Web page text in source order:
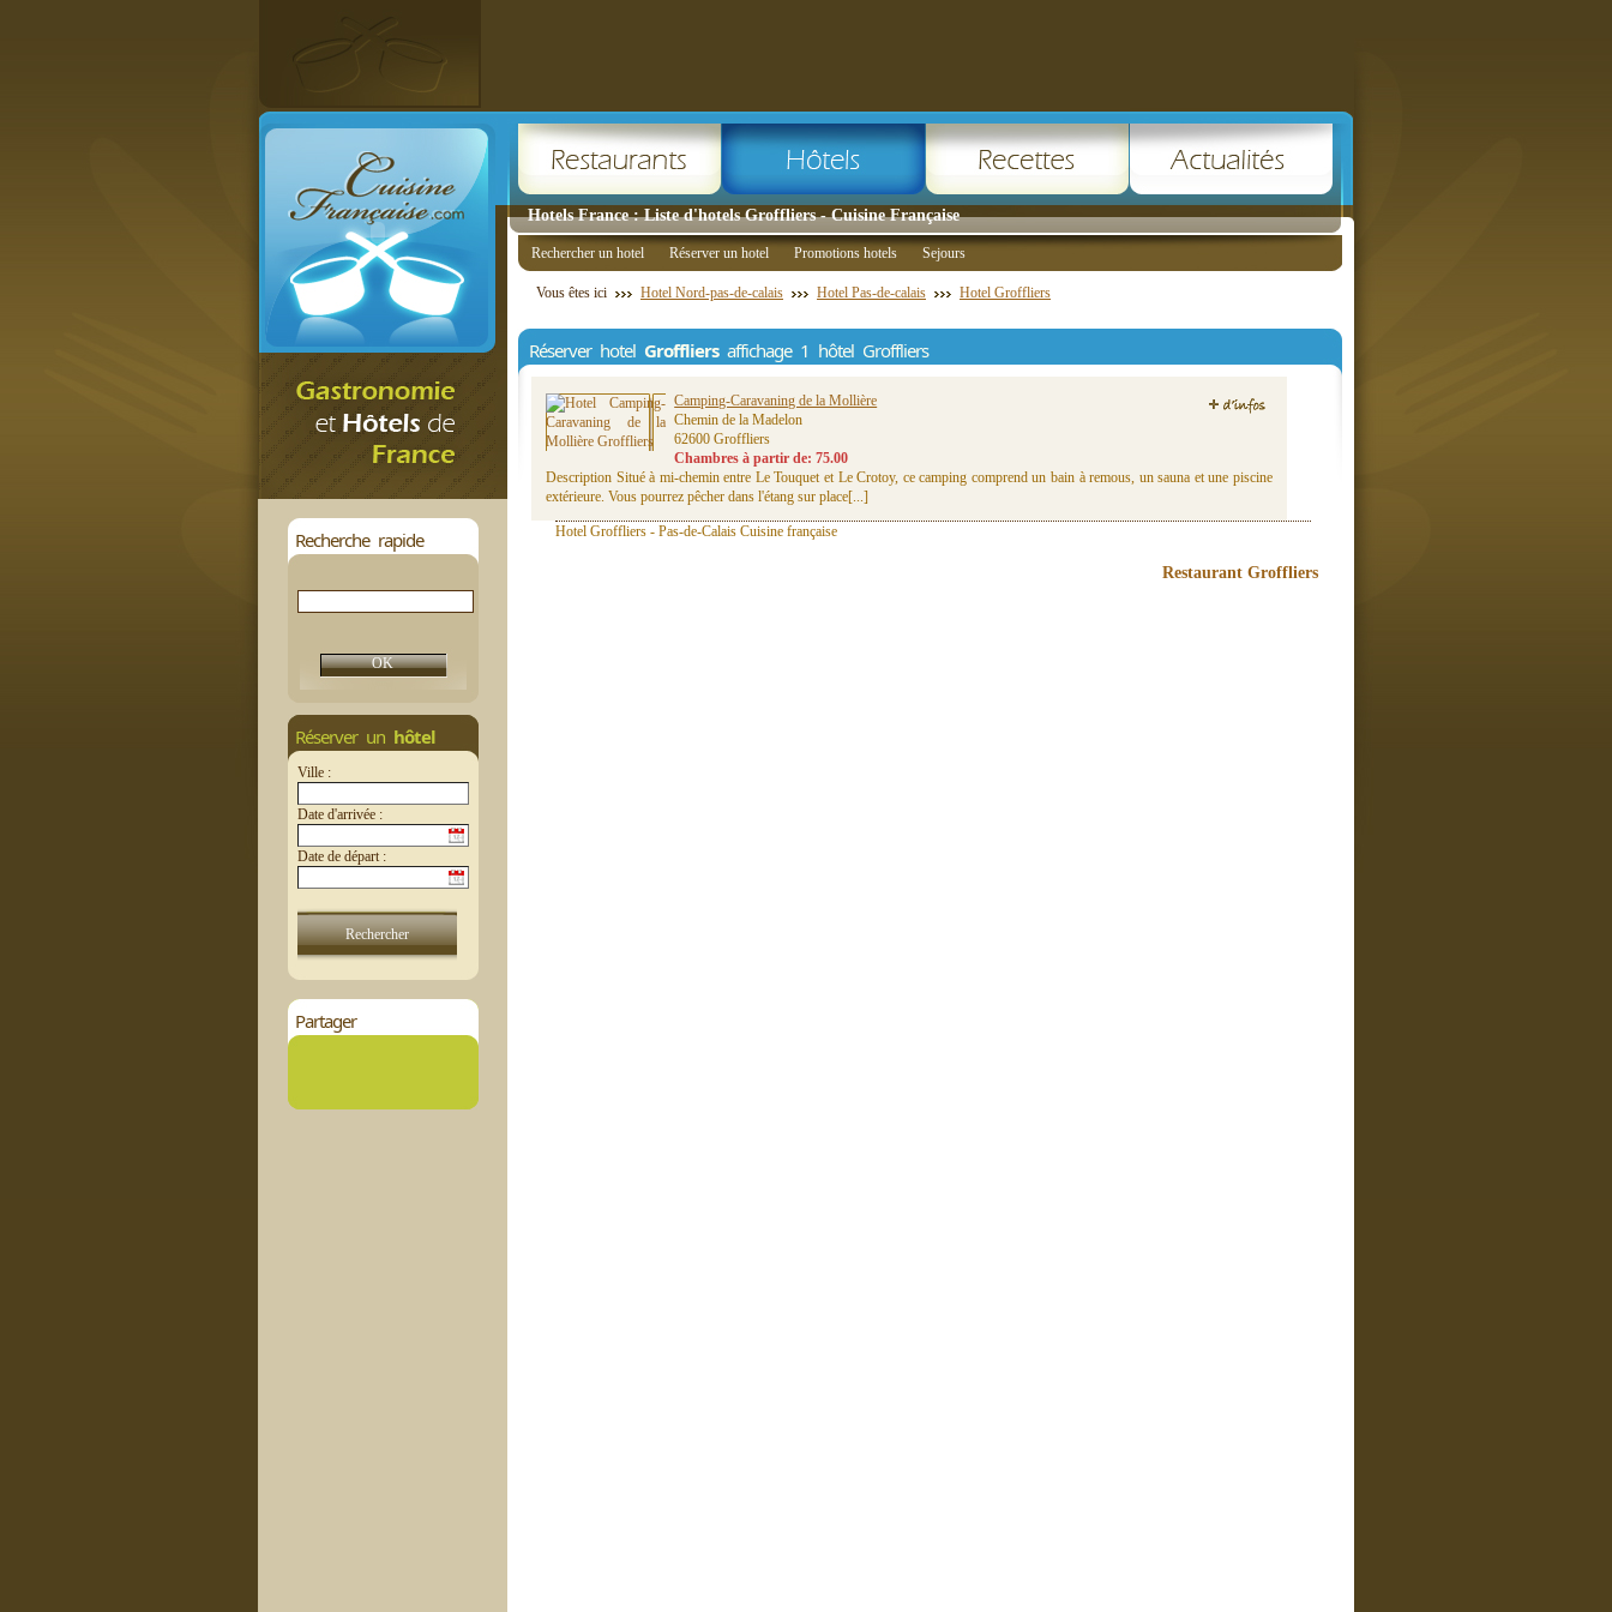
Hotels France : Liste d'hotels Groffliers - Cuisine Française
Recherche rapide
Réserver un hôtel
Ville :
Date d'arrivée :
Date de départ :
Partager
Rechercher un hotel Réserver un hotel Promotions hotels Sejours
Vous êtes ici Hotel Nord-pas-de-calais Hotel Pas-de-calais Hotel Groffliers
Réserver hotel Groffliersaffichage 1 hôtel Groffliers
Camping-Caravaning de la Mollière
Chemin de la Madelon
62600 Groffliers
Chambres à partir de: 75.00
Description Situé à mi-chemin entre Le Touquet et Le Crotoy, ce camping comprend un bain à remous, un sauna et une piscine
extérieure. Vous pourrez pêcher dans l'étang sur place[...]
Hotel Groffliers - Pas-de-Calais Cuisine française
Restaurant Groffliers